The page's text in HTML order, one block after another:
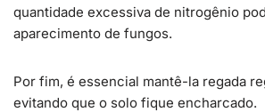
quantidade excessiva de nitrogênio
aparecimento de fungos.
Por fim, é essencial mantê-la regada
evitando que o solo fique encharcado.